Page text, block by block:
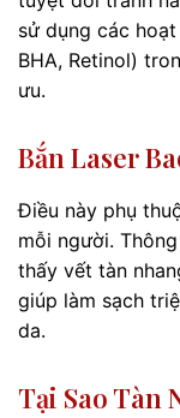
sử dụng các
BHA, Retinol)
ưu.
Bắn Laser
Điều này phụ
mỗi người.
thấy vết tàn
giúp làm sạch
da.
Tại Sao Tàn